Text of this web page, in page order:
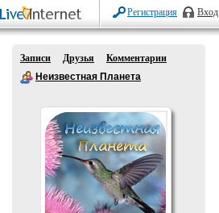
Регистрация Вход
Записи Друзья
Комментарии
Неизвестная Планета